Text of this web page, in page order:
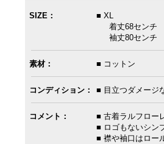
SIZE：
■ XL
着丈68センチ
袖丈80センチ
素材： ■ コットン
コンディション： ■ 目立つダメージ
コメント：
■ 古着ラルフロー
■ ロゴもないシン
■ 襟や袖口はロー